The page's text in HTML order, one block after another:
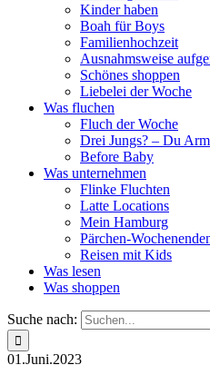
Kinder haben
Boah für Boys
Familienhochzeit
Ausnahmsweise
Schönes shoppen
Liebelei der Woche
Was fluchen
Fluch der Woche
Drei Jungs? – Du
Before Baby
Was unternehmen
Flinke Fluchten
Latte Locations
Mein Hamburg
Pärchen-
Reisen mit Kids
Was lesen
Was shoppen
Suche nach:
01.Juni.2023